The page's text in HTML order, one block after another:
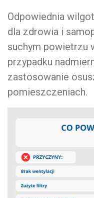
Odpowiednia
dla zdrowia i
suchym powietrzu
przypadku
zastosowanie
pomieszczeniach.